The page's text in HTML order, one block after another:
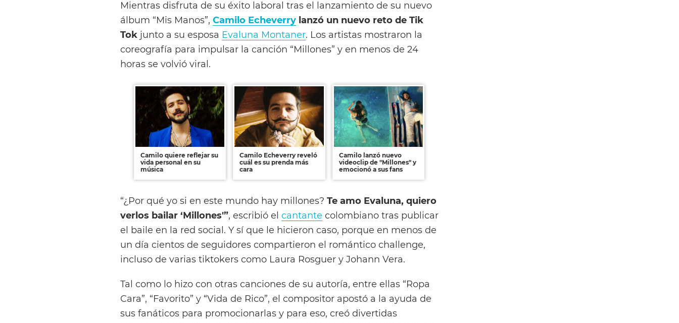
Mientras disfruta de su éxito laboral tras el lanzamiento de su nuevo
álbum “Mis Manos”, Camilo Echeverry lanzó un nuevo reto de Tik
Tok junto a su esposa Evaluna Montaner. Los artistas mostraron la
coreografía para impulsar la canción “Millones” y en menos de 24
horas se volvió viral.
Camilo quiere reflejar su
vida personal en su
música
Camilo Echeverry reveló
cuál es su prenda más
cara
Camilo lanzó nuevo
videoclip de "Millones" y
emocionó a sus fans
“¿Por qué yo si en este mundo hay millones? Te amo Evaluna, quiero
verlos bailar ‘Millones'”, escribió el cantante colombiano tras publicar
el baile en la red social. Y sí que le hicieron caso, porque en menos de
un día cientos de seguidores compartieron el romántico challenge,
incluso de varias tiktokers como Laura Rosguer y Johann Vera.
Tal como lo hizo con otras canciones de su autoría, entre ellas “Ropa
Cara”, “Favorito” y “Vida de Rico”, el compositor apostó a la ayuda de
sus fanáticos para promocionarlas y para eso, creó divertidas